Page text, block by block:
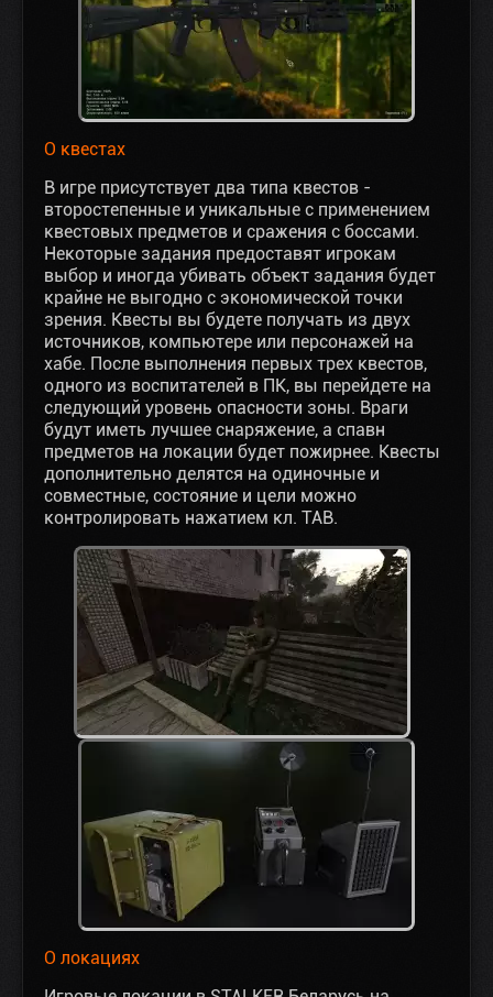
О квестах
В игре присутствует два типа квестов -
второстепенные и уникальные с применением
квестовых предметов и сражения с боссами.
Некоторые задания предоставят игрокам
выбор и иногда убивать объект задания будет
крайне не выгодно с экономической точки
зрения. Квесты вы будете получать из двух
источников, компьютере или персонажей на
хабе. После выполнения первых трех квестов,
одного из воспитателей в ПК, вы перейдете на
следующий уровень опасности зоны. Враги
будут иметь лучшее снаряжение, а спавн
предметов на локации будет пожирнее. Квесты
дополнительно делятся на одиночные и
совместные, состояние и цели можно
контролировать нажатием кл. TAB.
О локациях